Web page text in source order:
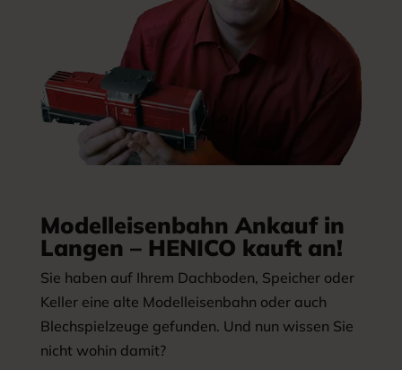
Modelleisenbahn Ankauf in
Langen – HENICO kauft an!
Sie haben auf Ihrem Dachboden, Speicher oder
Keller eine alte Modelleisenbahn oder auch
Blechspielzeuge gefunden. Und nun wissen Sie
nicht wohin damit?